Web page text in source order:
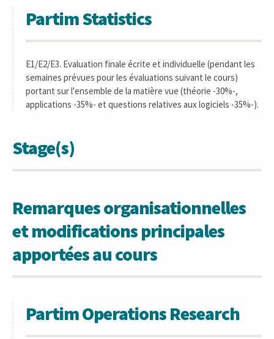
Partim Statistics
E1/E2/E3. Evaluation finale écrite et individuelle (pendant les
semaines prévues pour les évaluations suivant le cours)
portant sur l'ensemble de la matière vue (théorie -30%-,
applications -35%- et questions relatives aux logiciels -35%-).
Stage(s)
Remarques organisationnelles
et modifications principales
apportées au cours
Partim Operations Research